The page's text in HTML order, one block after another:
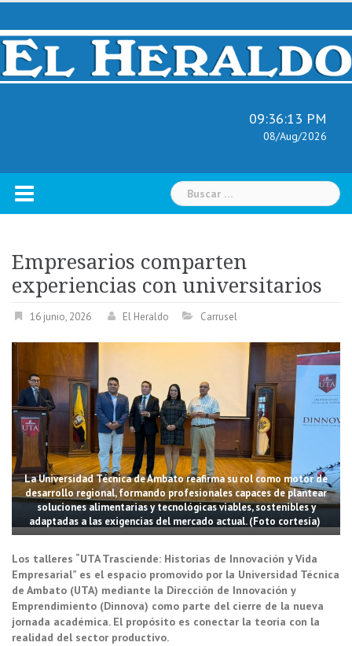
Skip
content
09:36:14 PM
08/Aug/2026
Buscar:
Empresarios comparten
experiencias con universitarios
16 junio, 2026 El Heraldo Carrusel
La Universidad Técnica de Ambato reafirma su rol como motor de
desarrollo regional, formando profesionales capaces de plantear
soluciones alimentarias y tecnológicas viables, sostenibles y
adaptadas a las exigencias del mercado actual. (Foto cortesía)
Los talleres “UTA Trasciende: Historias de Innovación y Vida
Empresarial” es el espacio promovido por la Universidad Técnica
de Ambato (UTA) mediante la Dirección de Innovación y
Emprendimiento (Dinnova) como parte del cierre de la nueva
jornada académica. El propósito es conectar la teoría con la
realidad del sector productivo.